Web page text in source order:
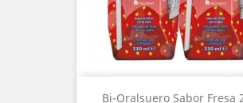
Bi-Oralsuero Sabor Fresa